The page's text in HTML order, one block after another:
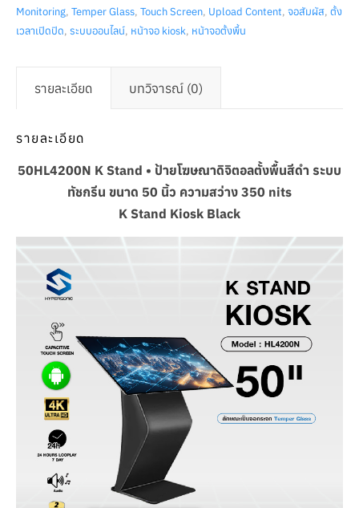
Monitoring, Temper Glass, Touch Screen, Upload Content, จอสัมผัส, ตั้ง
เวลาเปิดปิด, ระบบออนไลน์, หน้าจอ kiosk, หน้าจอตั้งพื้น
รายละเอียด บทวิจารณ์ (0)
รายละเอียด
50HL4200N K Stand • ป้ายโฆษณาดิจิตอลตั้งพื้นสีดำ ระบบ
ทัชกรีน ขนาด 50 นิ้ว ความสว่าง 350 nits
K Stand Kiosk Black